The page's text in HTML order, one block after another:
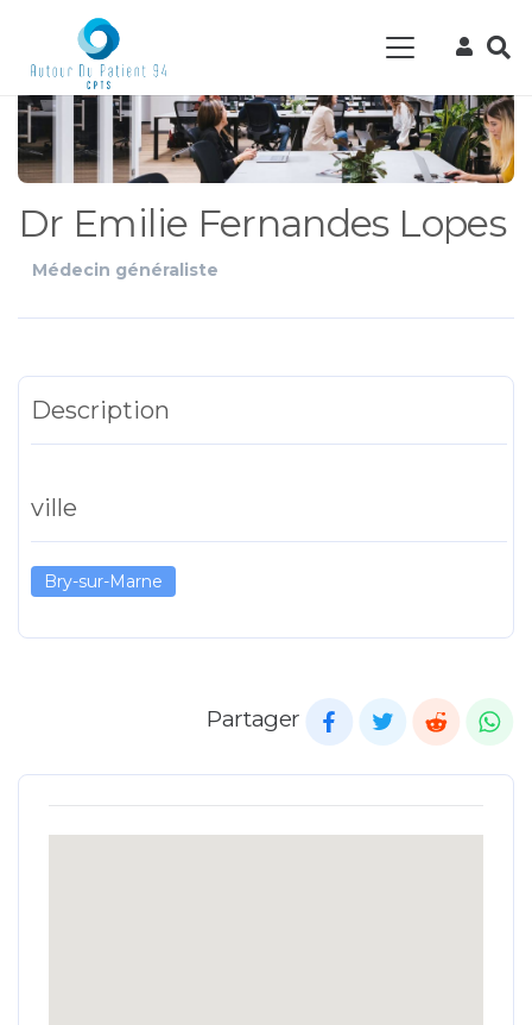
Dr Emilie Fernandes Lopes
Médecin généraliste
Description
ville
Bry-sur-Marne
Partager